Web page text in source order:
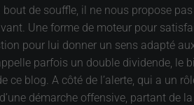
de souffle, il ne nous propose
Une forme de moteur pour
pour lui donner un sens adapté
parfois un double dividende, le
ce blog. A côté de l’alerte, qui a un
démarche offensive, partant de